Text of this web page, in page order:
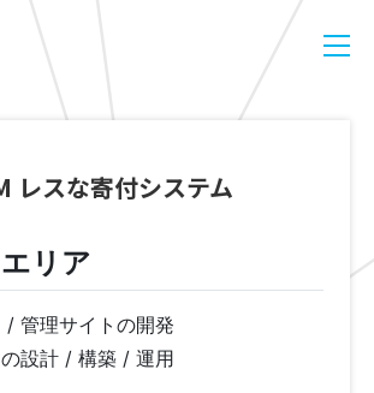
レスな寄付システム
リア
/ 管理サイトの開発
設計 / 構築 / 運用